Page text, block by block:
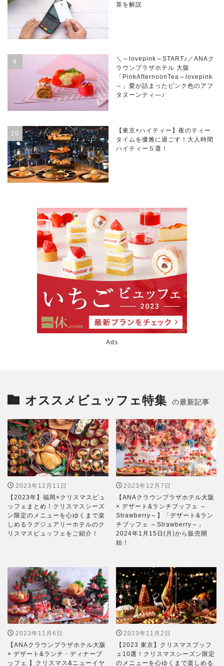
算を解説
＼～lovepink～START♪／ANAク
ラウンプラザホテル 大阪
「PinkAfternoonTea～lovepink
～」愛が詰まったピンク色のアフ
タヌーンティ―♪
【東京×ハイティー】夜のティー
タイムを優雅に過ごす！大人時間
ハイティー５選！
Ads
オススメビュッフェ特集 の最新記事
2023年12月11日
【2023年】福岡×クリスマスビュ
ッフェまとめ！クリスマスシーズ
ン限定のメニューを心ゆくまで楽
しめるラグジュアリーホテルのク
リスマスビュッフェをご紹介！
2023年12月7日
【ANAクラウンプラザホテル大阪
× デザート&ランチブッフェ ～
Strawberry～】「デザート&ラン
チブッフェ ～Strawberry～」
2024年1月15日(月)から販売開
始！
2023年11月6日
【ANAクラウンプラザホテル大阪
× デザート&ランチ・ディナーブ
ッフェ 】クリスマス&ニューイヤ
2023年11月2日
【2023 東京】クリスマスブッフ
ェ10選！クリスマスシーズン限定
のメニューを心ゆくまで楽しめる